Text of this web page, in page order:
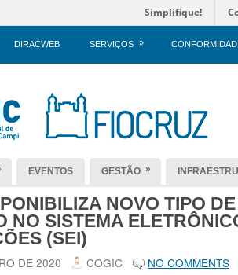
Simplifique!
DIRACWEB SERVIÇOS »
EVENTOS GESTÃO »
NOVO TIPO DE
NO SISTEMA
(SEI)
DE 2020 COGIC NO COMMENTS